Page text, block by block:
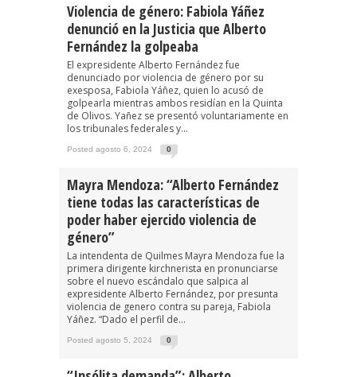
Violencia de género: Fabiola Yáñez
denunció en la Justicia que Alberto
Fernández la golpeaba
El expresidente Alberto Fernández fue
denunciado por violencia de género por su
exesposa, Fabiola Yáñez, quien lo acusó de
golpearla mientras ambos residían en la Quinta
de Olivos. Yañez se presentó voluntariamente en
los tribunales federales y...
Posted agosto 6, 2024 0
Mayra Mendoza: “Alberto Fernández
tiene todas las características de
poder haber ejercido violencia de
género”
La intendenta de Quilmes Mayra Mendoza fue la
primera dirigente kirchnerista en pronunciarse
sobre el nuevo escándalo que salpica al
expresidente Alberto Fernández, por presunta
violencia de genero contra su pareja, Fabiola
Yáñez. “Dado el perfil de...
Posted agosto 5, 2024 0